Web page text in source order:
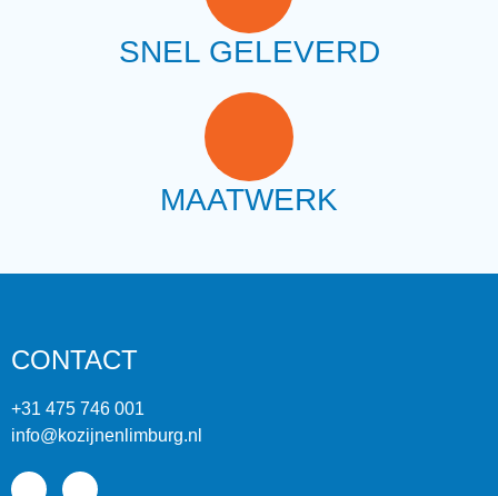
SNEL GELEVERD
MAATWERK
CONTACT
+31 475 746 001
info@kozijnenlimburg.nl